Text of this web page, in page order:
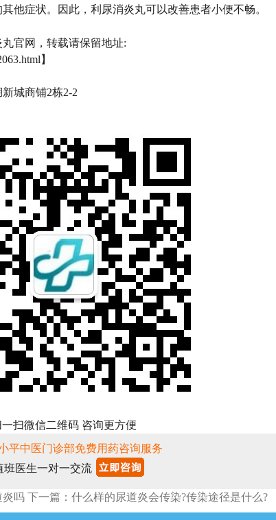
他症状。因此，利尿消炎丸可以改善患者小便不畅。
丸官网，转载请保留地址:
】
城商铺2栋2-2
一扫微信二维码 咨询更方便
平中医门诊部免费用药咨询服务
班医生一对一交流
炎吗 下一篇：什么样的尿道炎会传染?传染途径是什么?